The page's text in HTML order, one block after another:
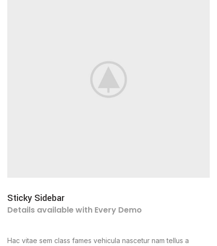
Sticky Sidebar
Details available with Every Demo
Hac vitae sem class fames vehicula nascetur nam tellus a